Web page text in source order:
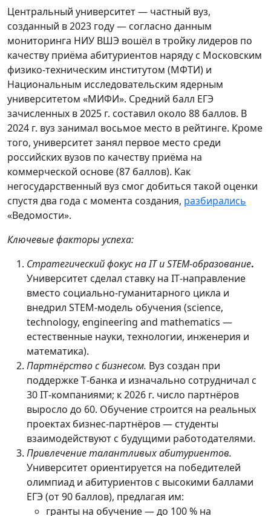
Центральный университет — частный вуз,
созданный в 2023 году — согласно данным
мониторинга НИУ ВШЭ вошёл в тройку лидеров по
качеству приёма абитуриентов наряду с Московским
физико-техническим институтом (МФТИ) и
Национальным исследовательским ядерным
университетом «МИФИ». Средний балл ЕГЭ
зачисленных в 2025 г. составил около 88 баллов. В
2024 г. вуз занимал восьмое место в рейтинге. Кроме
того, университет занял первое место среди
российских вузов по качеству приёма на
коммерческой основе (87 баллов). Как
негосударственный вуз смог добиться такой оценки
спустя два года с момента создания, разбирались
«Ведомости».
Ключевые факторы успеха:
Стратегический фокус на IT и STEM‑образование.
Университет сделал ставку на IT‑направление
вместо социально‑гуманитарного цикла и
внедрил STEM‑модель обучения (science,
technology, engineering and mathematics —
естественные науки, технологии, инженерия и
математика).
Партнёрство с бизнесом. Вуз создан при
поддержке Т‑банка и изначально сотрудничал с
30 IT‑компаниями; к 2026 г. число партнёров
выросло до 60. Обучение строится на реальных
проектах бизнес‑партнёров — студенты
взаимодействуют с будущими работодателями.
Привлечение талантливых абитуриентов.
Университет ориентируется на победителей
олимпиад и абитуриентов с высокими баллами
ЕГЭ (от 90 баллов), предлагая им:
гранты на обучение — до 100 % на